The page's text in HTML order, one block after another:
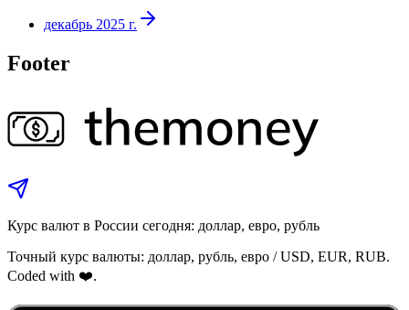
декабрь 2025 г.
Footer
Курс валют в России сегодня: доллар, евро, рубль
Точный курс валюты: доллар, рубль, евро / USD, EUR, RUB.
Coded with ❤️.